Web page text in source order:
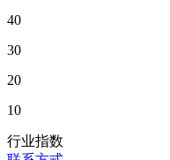
40
30
20
10
行业指数